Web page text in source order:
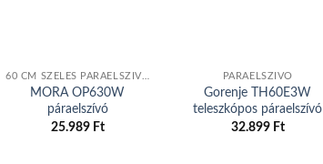
60 CM SZÉLES PÁRAELSZÍVÓK
MORA OP630W
páraelszívó
25.989 Ft
PÁRAELSZÍVÓ
Gorenje TH60E3W
teleszkópos páraelszívó
32.899 Ft